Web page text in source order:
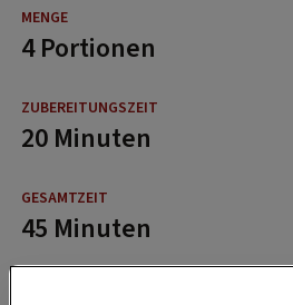
4 Portionen
20 Minuten
45 Minuten